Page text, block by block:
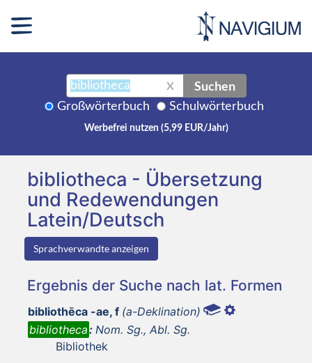
X Suchen
Großwörterbuch Schulwörterbuch
Werbefrei nutzen (5,99 EUR/Jahr)
bibliotheca - Übersetzung
und Redewendungen
Latein/Deutsch
Sprachverwandte anzeigen
Ergebnis der Suche nach lat. Formen
bibliothēca -ae, f (a-Deklination)
bibliotheca: Nom. Sg., Abl. Sg.
Bibliothek